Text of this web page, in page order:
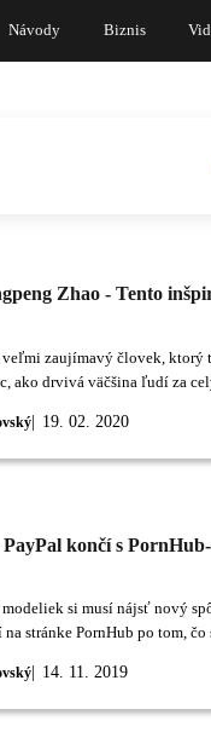
Návody Biznis
Zhao - Tento
19. 02. 2020
veľmi zaujímavý človek, ktorý
ako drvivá väčšina ľudí za
končí s
14. 11. 2019
si musí nájsť nový
stránke PornHub po tom, čo
ukončila spoluprácu.